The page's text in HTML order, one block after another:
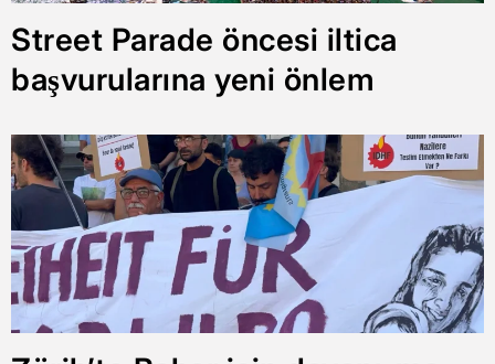
Street Parade öncesi iltica
başvurularına yeni önlem